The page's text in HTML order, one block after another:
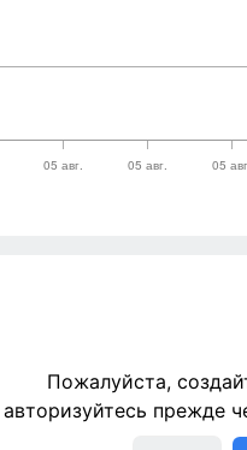
Пожалуйста,
авторизуйтесь прежде